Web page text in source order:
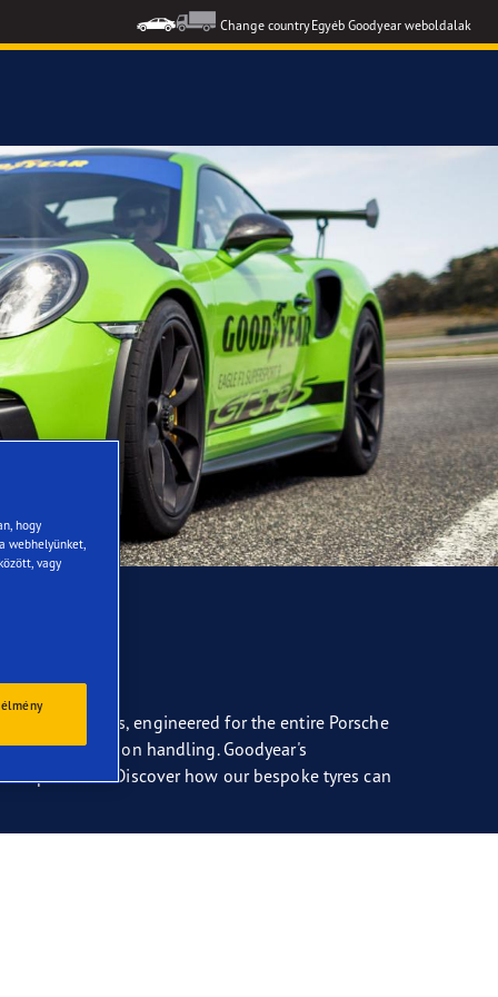
Change countryEgyéb Goodyear weboldalak
3
edge tyres, engineered for the entire Porsche
and precision handling. Goodyear's
capabilities. Discover how our bespoke tyres can
hogy
webhelyünket,
vagy